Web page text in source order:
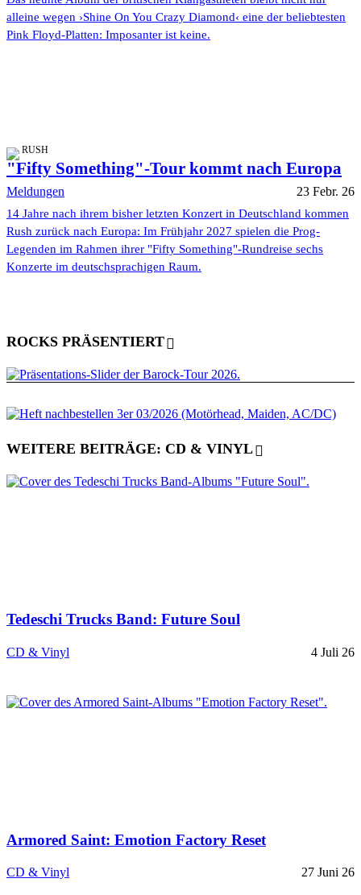
alleine wegen ›Shine On You Crazy Diamond‹ eine der beliebtesten
Pink Floyd-Platten: Imposanter ist keine.
RUSH
"Fifty Something"-Tour kommt nach Europa
Meldungen 23 Febr. 26
14 Jahre nach ihrem bisher letzten Konzert in Deutschland kommen
Rush zurück nach Europa: Im Frühjahr 2027 spielen die Prog-
Legenden im Rahmen ihrer "Fifty Something"-Rundreise sechs
Konzerte im deutschsprachigen Raum.
ROCKS PRÄSENTIERT
WEITERE BEITRÄGE: CD & VINYL
Tedeschi Trucks Band: Future Soul
CD & Vinyl 4 Juli 26
Armored Saint: Emotion Factory Reset
CD & Vinyl 27 Juni 26